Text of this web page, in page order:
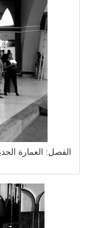
الفصل: العمارة